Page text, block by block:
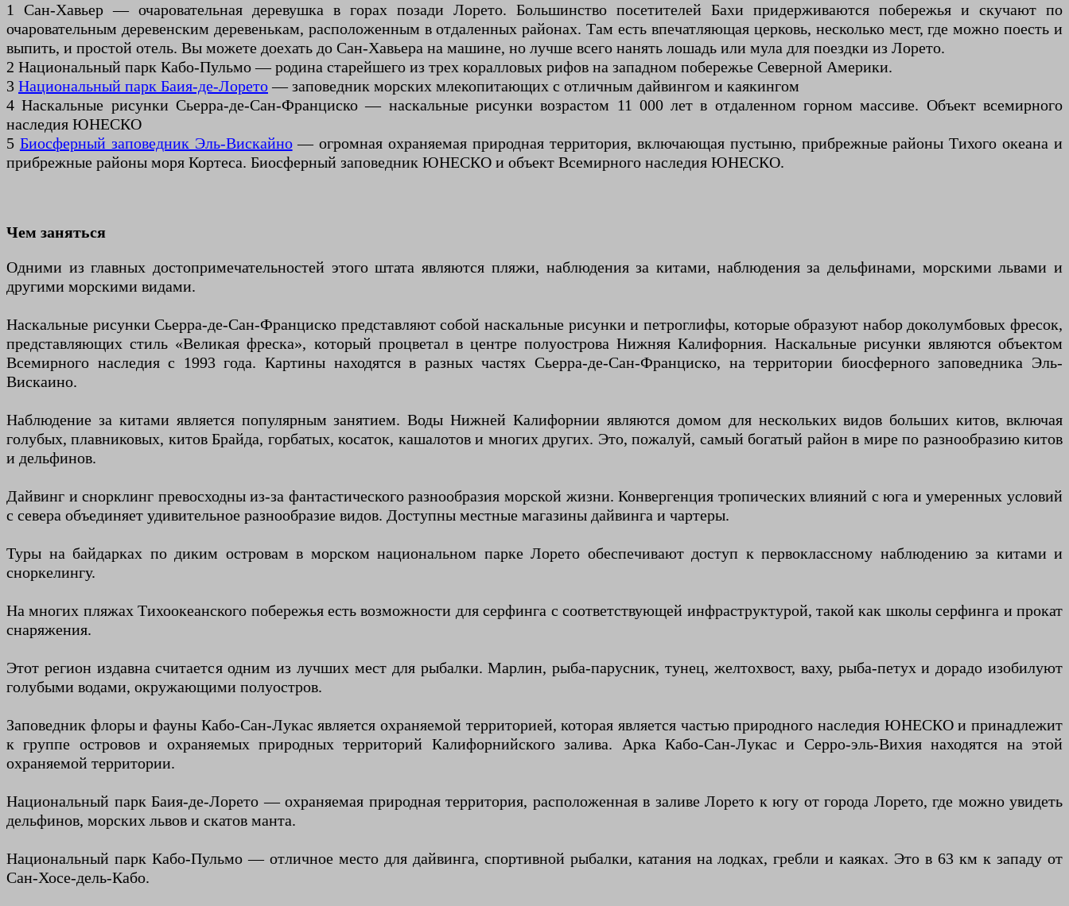
1 Сан-Хавьер — очаровательная деревушка в горах позади Лорето. Большинство посетителей Бахи придерживаются побережья и скучают по
очаровательным деревенским деревенькам, расположенным в отдаленных районах. Там есть впечатляющая церковь, несколько мест, где можно поесть и
выпить, и простой отель. Вы можете доехать до Сан-Хавьера на машине, но лучше всего нанять лошадь или мула для поездки из Лорето.
2 Национальный парк Кабо-Пульмо — родина старейшего из трех коралловых рифов на западном побережье Северной Америки.
3 Национальный парк Баия-де-Лорето— заповедник морских млекопитающих с отличным дайвингом и каякингом
4 Наскальные рисунки Сьерра-де-Сан-Франциско — наскальные рисунки возрастом 11 000 лет в отдаленном горном массиве. Объект всемирного
наследия ЮНЕСКО
5 Биосферный заповедник Эль-Вискайно— огромная охраняемая природная территория, включающая пустыню, прибрежные районы Тихого океана и
прибрежные районы моря Кортеса. Биосферный заповедник ЮНЕСКО и объект Всемирного наследия ЮНЕСКО.
Чем заняться
Одними из главных достопримечательностей этого штата являются пляжи, наблюдения за китами, наблюдения за дельфинами, морскими львами и
другими морскими видами.
Наскальные рисунки Сьерра-де-Сан-Франциско представляют собой наскальные рисунки и петроглифы, которые образуют набор доколумбовых фресок,
представляющих стиль «Великая фреска», который процветал в центре полуострова Нижняя Калифорния. Наскальные рисунки являются объектом
Всемирного наследия с 1993 года. Картины находятся в разных частях Сьерра-де-Сан-Франциско, на территории биосферного заповедника Эль-
Вискаино.
Наблюдение за китами является популярным занятием. Воды Нижней Калифорнии являются домом для нескольких видов больших китов, включая
голубых, плавниковых, китов Брайда, горбатых, косаток, кашалотов и многих других. Это, пожалуй, самый богатый район в мире по разнообразию китов
и дельфинов.
Дайвинг и снорклинг превосходны из-за фантастического разнообразия морской жизни. Конвергенция тропических влияний с юга и умеренных условий
с севера объединяет удивительное разнообразие видов. Доступны местные магазины дайвинга и чартеры.
Туры на байдарках по диким островам в морском национальном парке Лорето обеспечивают доступ к первоклассному наблюдению за китами и
сноркелингу.
На многих пляжах Тихоокеанского побережья есть возможности для серфинга с соответствующей инфраструктурой, такой как школы серфинга и прокат
снаряжения.
Этот регион издавна считается одним из лучших мест для рыбалки. Марлин, рыба-парусник, тунец, желтохвост, ваху, рыба-петух и дорадо изобилуют
голубыми водами, окружающими полуостров.
Заповедник флоры и фауны Кабо-Сан-Лукас является охраняемой территорией, которая является частью природного наследия ЮНЕСКО и принадлежит
к группе островов и охраняемых природных территорий Калифорнийского залива. Арка Кабо-Сан-Лукас и Серро-эль-Вихия находятся на этой
охраняемой территории.
Национальный парк Баия-де-Лорето — охраняемая природная территория, расположенная в заливе Лорето к югу от города Лорето, где можно увидеть
дельфинов, морских львов и скатов манта.
Национальный парк Кабо-Пульмо — отличное место для дайвинга, спортивной рыбалки, катания на лодках, гребли и каяках. Это в 63 км к западу от
Сан-Хосе-дель-Кабо.